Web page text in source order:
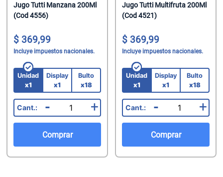
Jugo Tutti Manzana 200Ml
(Cod 4556)
369,99
Incluye impuestos nacionales.
Unidad
x1
Display
x1
Bulto
x18
- +
Comprar
Jugo Tutti Multifruta 200Ml
(Cod 4521)
369,99
Incluye impuestos nacionales.
Unidad
x1
Display
x1
Bulto
x18
- +
Comprar